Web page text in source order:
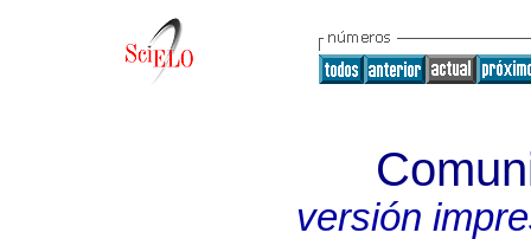
versión